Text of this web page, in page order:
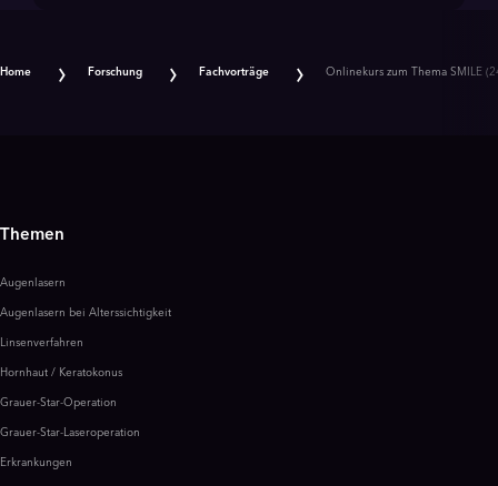
Home Forschung Fachvorträge Onlinekurs zum Thema SMILE
Themen
Augenlasern
Augenlasern bei Alterssichtigkeit
Linsenverfahren
Hornhaut / Keratokonus
Grauer-Star-Operation
Grauer-Star-Laseroperation
Erkrankungen